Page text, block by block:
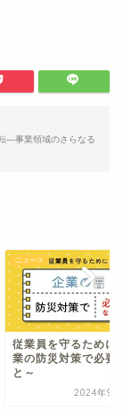
―事業領域のさらなる
ニュース
従業員を守るために
業の防災対策で必要
と～
2024年9